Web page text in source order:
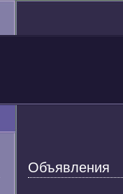
Объявления